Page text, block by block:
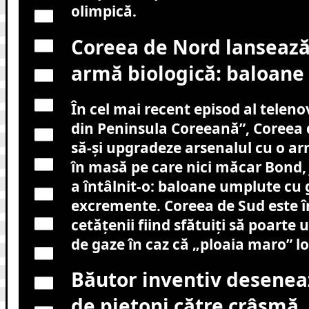
olimpică.
Coreea de Nord
armă biologică:
În cel mai recent episod al
din Peninsula Coreeană”, Coreea
să-și upgradeze arsenalul cu o
în masă pe care nici măcar
a întâlnit-o: baloane umplute cu
excremente. Coreea de Sud
cetățenii fiind sfătuiți să poarte
de gaze în caz că „ploaia maro”
Băutor inventiv